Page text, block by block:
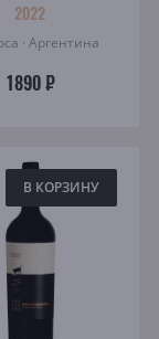
2022
· Аргентина
1890 ₽
В КОРЗИНУ